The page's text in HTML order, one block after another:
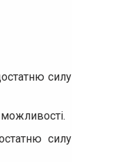
силу
силу